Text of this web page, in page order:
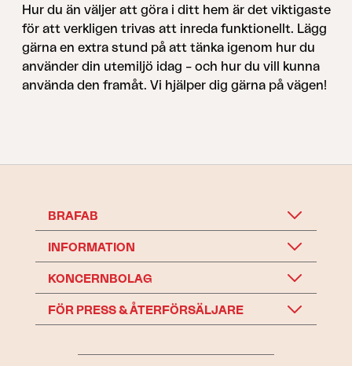
Hur du än väljer att göra i ditt hem är det viktigaste
för att verkligen trivas att inreda funktionellt. Lägg
gärna en extra stund på att tänka igenom hur du
använder din utemiljö idag – och hur du vill kunna
använda den framåt. Vi hjälper dig gärna på vägen!
BRAFAB
INFORMATION
KONCERNBOLAG
FÖR PRESS & ÅTERFÖRSÄLJARE